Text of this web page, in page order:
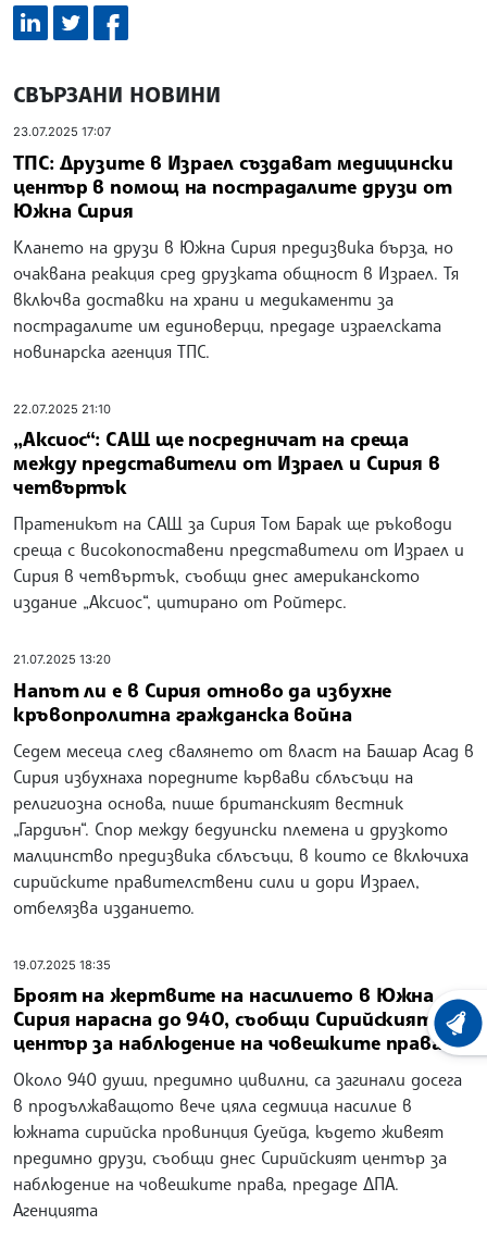
СВЪРЗАНИ НОВИНИ
23.07.2025 17:07
ТПС: Друзите в Израел създават медицински
център в помощ на пострадалите друзи от
Южна Сирия
Клането на друзи в Южна Сирия предизвика бърза, но
очаквана реакция сред друзката общност в Израел. Тя
включва доставки на храни и медикаменти за
пострадалите им единоверци, предаде израелската
новинарска агенция ТПС.
22.07.2025 21:10
„Аксиос“: САЩ ще посредничат на среща
между представители от Израел и Сирия в
четвъртък
Пратеникът на САЩ за Сирия Том Барак ще ръководи
среща с високопоставени представители от Израел и
Сирия в четвъртък, съобщи днес американското
издание „Аксиос“, цитирано от Ройтерс.
21.07.2025 13:20
Напът ли е в Сирия отново да избухне
кръвопролитна гражданска война
Седем месеца след свалянето от власт на Башар Асад в
Сирия избухнаха поредните кървави сблъсъци на
религиозна основа, пише британският вестник
„Гардиън“. Спор между бедуински племена и друзкото
малцинство предизвика сблъсъци, в които се включиха
сирийските правителствени сили и дори Израел,
отбелязва изданието.
19.07.2025 18:35
Броят на жертвите на насилието в Южна
Сирия нарасна до 940, съобщи Сирийският
център за наблюдение на човешките права
Около 940 души, предимно цивилни, са загинали досега
в продължаващото вече цяла седмица насилие в
южната сирийска провинция Суейда, където живеят
предимно друзи, съобщи днес Сирийският център за
наблюдение на човешките права, предаде ДПА.
Агенцията